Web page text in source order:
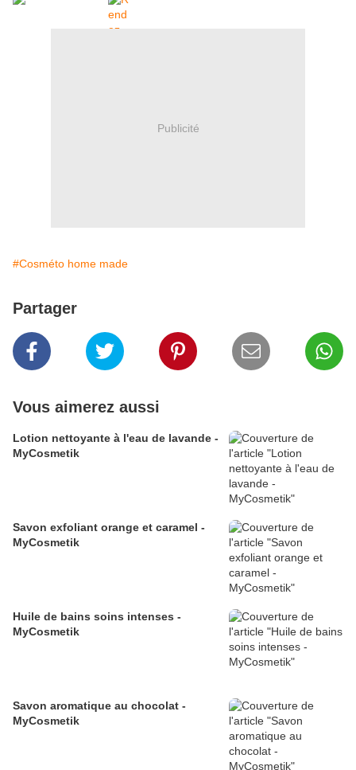
Publicité
#Cosméto home made
Partager
Vous aimerez aussi
Lotion nettoyante à l'eau de lavande -
MyCosmetik
Savon exfoliant orange et caramel -
MyCosmetik
Huile de bains soins intenses -
MyCosmetik
Savon aromatique au chocolat -
MyCosmetik